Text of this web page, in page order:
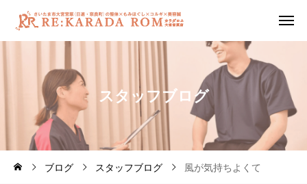
ス タ ッ フブロ グ
ブログ スタッフブログ 風が気持ちよくて